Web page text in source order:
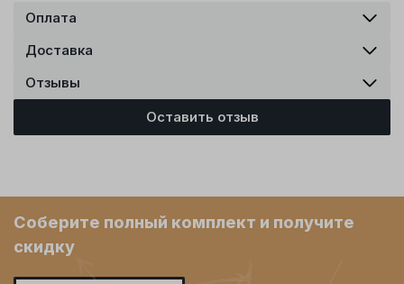
Оплата
Доставка
Отзывы
Оставить отзыв
Соберите полный комплект и получите
скидку